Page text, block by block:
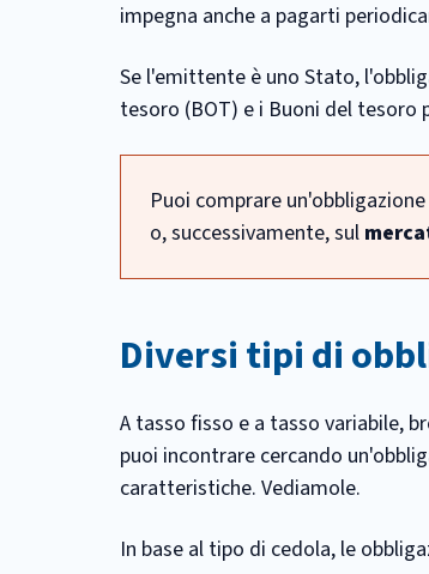
impegna anche a pagarti
Se l'emittente è uno Stato,
tesoro (BOT) e i Buoni del tesoro
Puoi comprare
o, successivamente, sul
Diversi tipi di
A tasso fisso e a tasso variabile,
puoi incontrare cercando
caratteristiche. Vediamole.
In base al tipo di cedola, le